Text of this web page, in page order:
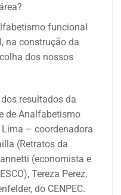
funcional
na construção da
dos nossos
resultados da
de Analfabetismo
– coordenadora
(Retratos da
(economista e
Tereza Perez,
do CENPEC.